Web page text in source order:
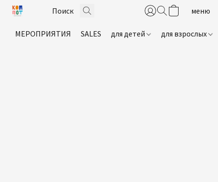
МЕРОПРИЯТИЯ SALES для детей для взрослых